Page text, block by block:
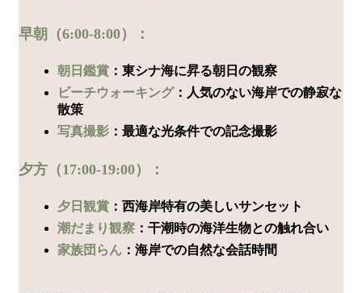
早朝（6:00-8:00）：
朝日鑑賞 ：東シナ海に昇る朝日の観察
ビーチウォーキング：人気のない海岸での静寂な
散策
写真撮影 ：最適な光条件での記念撮影
夕方（17:00-19:00）：
夕日観賞 ：西海岸特有の美しいサンセット
潮だまり観察 ：干潮時の海洋生物との触れ合い
家族団らん ：海岸での自然な会話時間